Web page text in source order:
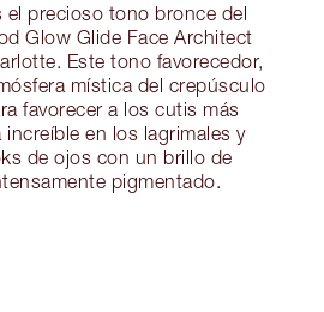
el precioso tono bronce del
Glow Glide Face Architect
Este tono favorecedor,
mística del crepúsculo
favorecer a los cutis más
en los lagrimales y
de ojos con un brillo de
pigmentado.